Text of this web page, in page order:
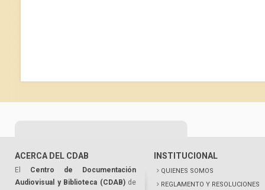
ACERCA DEL CDAB
El Centro de Documentación
Audiovisual y Biblioteca (CDAB)de
INSTITUCIONAL
QUIENES SOMOS
REGLAMENTO Y RESOLUCIONES